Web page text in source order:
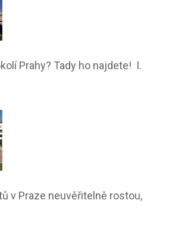
Prahy? Tady ho najdete! I.
v Praze neuvěřitelně rostou,